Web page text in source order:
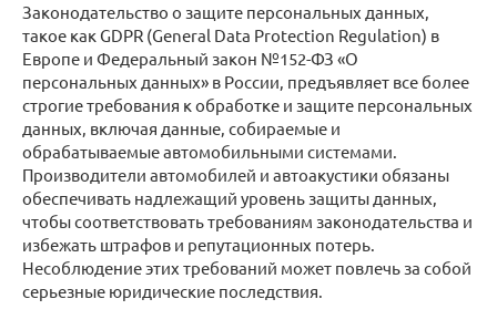
Законодательство о защите персональных данных,
такое как GDPR (General Data Protection Regulation) в
Европе и Федеральный закон №152-ФЗ «О
персональных данных» в России, предъявляет все более
строгие требования к обработке и защите персональных
данных, включая данные, собираемые и
обрабатываемые автомобильными системами.
Производители автомобилей и автоакустики обязаны
обеспечивать надлежащий уровень защиты данных,
чтобы соответствовать требованиям законодательства и
избежать штрафов и репутационных потерь.
Несоблюдение этих требований может повлечь за собой
серьезные юридические последствия.